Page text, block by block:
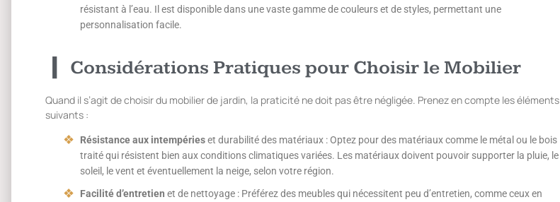
résistant à l’eau. Il est disponible dans une vaste gamme de couleurs et de styles, permettant une
personnalisation facile.
Considérations Pratiques pour Choisir le Mobilier
Quand il s’agit de choisir du mobilier de jardin, la praticité ne doit pas être négligée. Prenez en compte les éléments
suivants :
Résistance aux intempérieset durabilité des matériaux : Optez pour des matériaux comme le métal ou le bois
traité qui résistent bien aux conditions climatiques variées. Les matériaux doivent pouvoir supporter la pluie, le
soleil, le vent et éventuellement la neige, selon votre région.
Facilité d’entretien et de nettoyage : Préférez des meubles qui nécessitent peu d’entretien, comme ceux en